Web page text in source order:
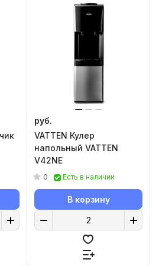
руб.
VATTEN Кулер
напольный VATTEN
V42NE
0 Есть в наличии
В корзину